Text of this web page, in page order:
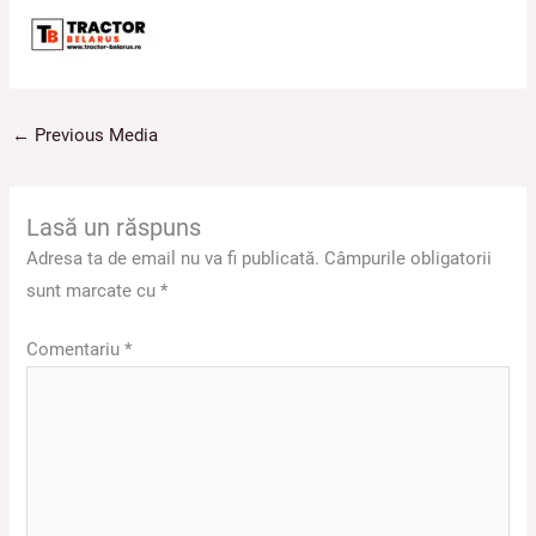
← Previous Media
Lasă un răspuns
Adresa ta de email nu va fi publicată. Câmpurile obligatorii
sunt marcate cu*
Comentariu*